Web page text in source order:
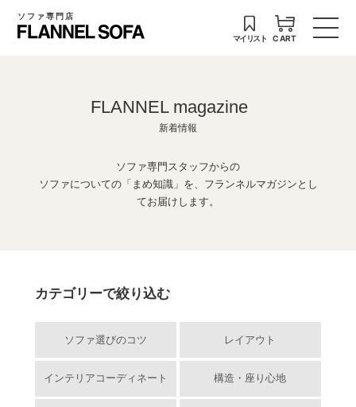
ソファ専門店
マイリスト CART
FLANNEL magazine
新着情報
ソファ専門スタッフからの
ソファについての「まめ知識」を、フランネルマガジンとし
てお届けします。
カテゴリーで絞り込む
ソファ選びのコツ レイアウト
インテリアコーディネート 構造・座り心地